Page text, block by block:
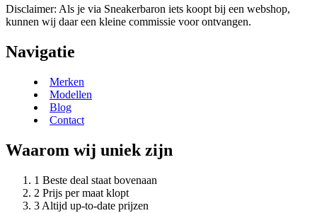
Disclaimer: Als je via Sneakerbaron iets koopt bij een webshop,
kunnen wij daar een kleine commissie voor ontvangen.
Navigatie
Merken
Modellen
Blog
Contact
Waarom wij uniek zijn
Beste deal staat bovenaan
Prijs per maat klopt
Altijd up-to-date prijzen